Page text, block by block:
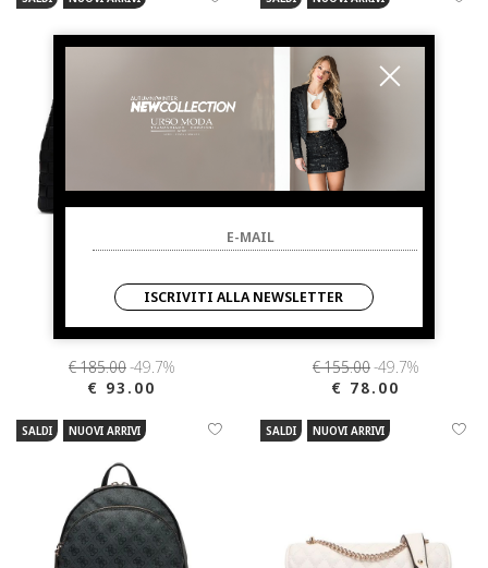
GUESS
Borsa a mano donna
€ 185.00-49.7%
€ 93.00
GUESS
Zaino donna taupe
€ 155.00-49.7%
€ 78.00
SALDI NUOVI ARRIVI SALDI NUOVI ARRIVI
ISCRIVITI ALLA NEWSLETTER